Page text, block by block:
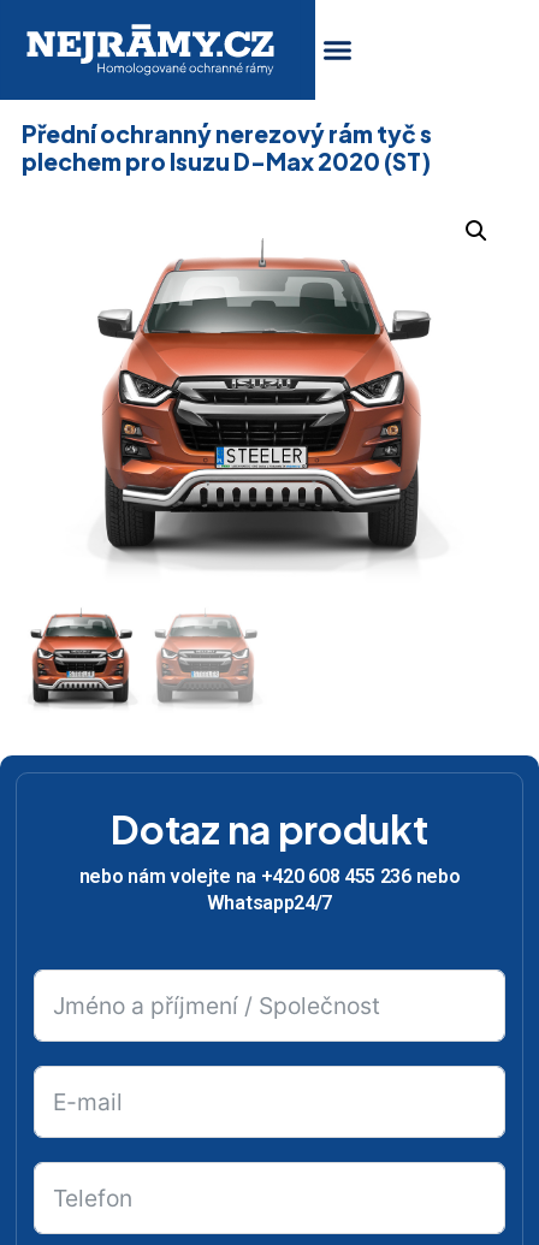
Přední ochranný nerezový rám tyč s
plechem pro Isuzu D-Max 2020 (ST)
Dotaz na produkt
nebo nám volejte na +420 608 455 236 nebo
Whatsapp24/7